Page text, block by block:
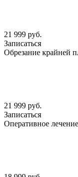
21 999 руб.
Записаться
Обрезание крайней
21 999 руб.
Записаться
Оперативное